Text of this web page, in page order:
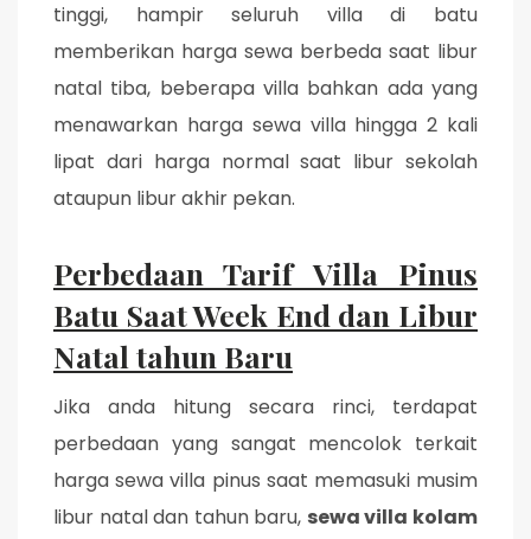
tinggi, hampir seluruh villa di batu
memberikan harga sewa berbeda saat libur
natal tiba, beberapa villa bahkan ada yang
menawarkan harga sewa villa hingga 2 kali
lipat dari harga normal saat libur sekolah
ataupun libur akhir pekan.
Perbedaan Tarif Villa Pinus
Batu Saat Week End dan Libur
Natal tahun Baru
Jika anda hitung secara rinci, terdapat
perbedaan yang sangat mencolok terkait
harga sewa villa pinus saat memasuki musim
libur natal dan tahun baru, sewa villa kolam